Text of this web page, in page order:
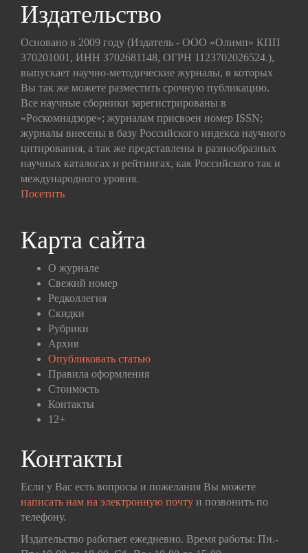
Издательство
Основано в 2009 году (Издатель - ООО «Олимп» КПП
370201001, ИНН 3702681148, ОГРН 1123702026524.),
выпускает научно-методические журналы, в которых
Вы так же можете разместить срочную публикацию.
Все научные сборники зарегистрированы в
«Роскомнадзоре»; журналам присвоен номер ISSN;
журналы внесены в базу Российского индекса научного
цитирования, а так же представлены в разнообразных
научных каталогах и рейтингах, как Российского так и
международного уровня.
Посетить
Карта сайта
О журнале
Свежий номер
Редколлегия
Скидки
Рубрики
Архив
Опубликовать статью
Правила оформления
Стоимость
Контакты
12+
Контакты
Если у Вас есть вопросы и пожелания Вы можете
написать нам на электронную почту и позвонить по
телефону.
Издательство работает ежедневно. Время работы: Пн.-